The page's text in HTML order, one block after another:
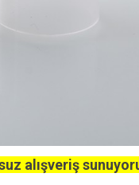
alışveriş